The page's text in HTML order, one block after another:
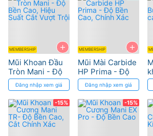
+
MEMBERSHIP
Mũi Khoan Đầu
Tròn Mani - Độ
Bền Cao, Hiệu
Suất Cắt Vượt
Trội
Đăng nhập xem giá
-15%
+
MEMBERSHIP
Mũi Mài Carbide
HP Prima - Độ
Bền Cao, Chính
Xác
Đăng nhập xem giá
-15%